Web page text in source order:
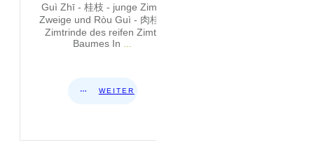
Guì Zhī - 桂枝 - junge Zimt-
Zweige und Ròu Guì - 肉桂 -
Zimtrinde des reifen Zimt-
Baumes In
WEITER